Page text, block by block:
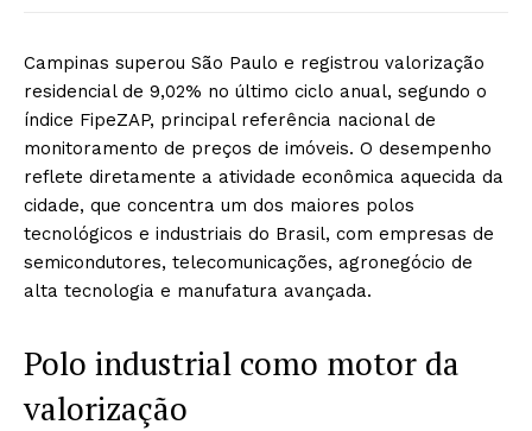
Campinas superou São Paulo e registrou valorização
residencial de 9,02% no último ciclo anual, segundo o
índice FipeZAP, principal referência nacional de
monitoramento de preços de imóveis. O desempenho
reflete diretamente a atividade econômica aquecida da
cidade, que concentra um dos maiores polos
tecnológicos e industriais do Brasil, com empresas de
semicondutores, telecomunicações, agronegócio de
alta tecnologia e manufatura avançada.
Polo industrial como motor da
valorização